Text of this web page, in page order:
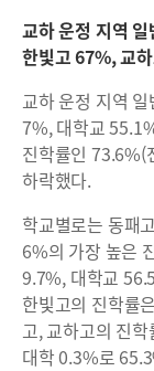
교하 운정 지역
한빛고 67%, 교
교하 운정 지역
7%, 대학교
진학률인 73.6%(
하락했다.
학교별로는 동패
6%의 가장 높은
9.7%, 대학교
한빛고의 진학률
고, 교하고의 진
대학 0.3%로